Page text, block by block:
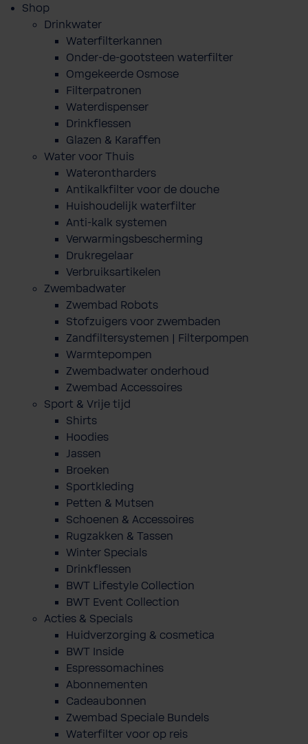
Shop
Drinkwater
Waterfilterkannen
Onder-de-gootsteen waterfilter
Omgekeerde Osmose
Filterpatronen
Waterdispenser
Drinkflessen
Glazen & Karaffen
Water voor Thuis
Waterontharders
Antikalkfilter voor de douche
Huishoudelijk waterfilter
Anti-kalk systemen
Verwarmingsbescherming
Drukregelaar
Verbruiksartikelen
Zwembadwater
Zwembad Robots
Stofzuigers voor zwembaden
Zandfiltersystemen | Filterpompen
Warmtepompen
Zwembadwater onderhoud
Zwembad Accessoires
Sport & Vrije tijd
Shirts
Hoodies
Jassen
Broeken
Sportkleding
Petten & Mutsen
Schoenen & Accessoires
Rugzakken & Tassen
Winter Specials
Drinkflessen
BWT Lifestyle Collection
BWT Event Collection
Acties & Specials
Huidverzorging & cosmetica
BWT Inside
Espressomachines
Abonnementen
Cadeaubonnen
Zwembad Speciale Bundels
Waterfilter voor op reis